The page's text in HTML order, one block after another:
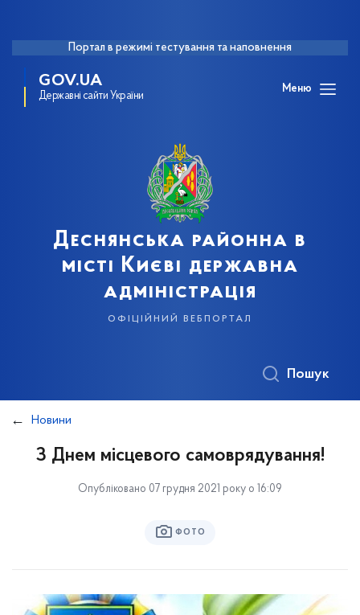
Портал в режимі тестування та наповнення
GOV.UA
Державні сайти України
Меню
Деснянська районна в
місті Києві державна
адміністрація
офіційний вебпортал
Пошук
Новини
З Днем місцевого самоврядування!
Опубліковано 07 грудня 2021 року о 16:09
ФОТО